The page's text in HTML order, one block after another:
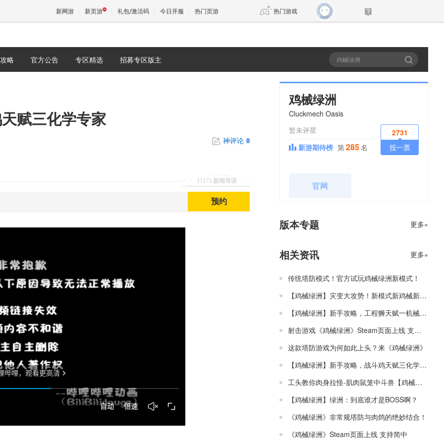
新网游 新页游 礼包/激活码 今日开服 热门页游 热门游戏
略 官方公告 专区精选 招募专区版主
赋三化学专家
神评论 0
17173 新闻导语
预约
鸡械绿洲
Cluckmech Oasis
暂未评星
2731
投一票
新游期待榜 第285名
官网
版本专题 更多»
相关资讯 更多»
传统塔防模式！官方试玩鸡械绿洲新模式！
【鸡械绿洲】灾变大攻势！新模式新鸡械新地图
【鸡械绿洲】新手攻略，工程狮天赋一机械大师
射击游戏《鸡械绿洲》Steam页面上线 支持简中
这款塔防游戏为何如此上头？来《鸡械绿洲》
【鸡械绿洲】新手攻略，战斗鸡天赋三化学专家
工头教你肉身拉怪-肌肉鼠笼中斗兽【鸡械绿洲】
【鸡械绿洲】绿洲：到底谁才是BOSS啊？
《鸡械绿洲》非常规塔防与肉鸽的绝妙结合！
《鸡械绿洲》Steam页面上线 支持简中